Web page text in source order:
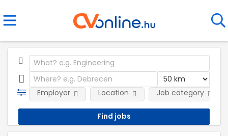
Employer Location Job category